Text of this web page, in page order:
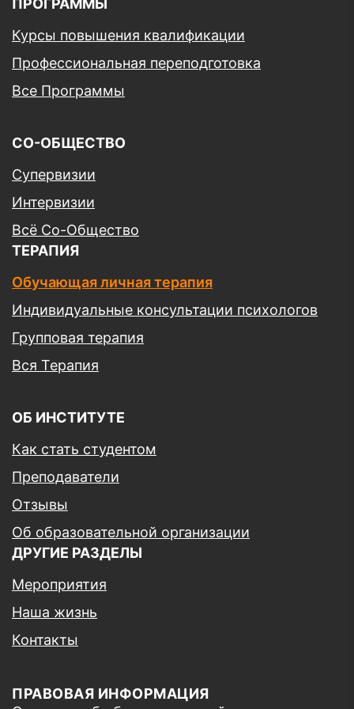
ПРОГРАММЫ
Курсы повышения квалификации
Профессиональная переподготовка
Все Программы
СО-ОБЩЕСТВО
Супервизии
Интервизии
Всё Со-Общество
ТЕРАПИЯ
Обучающая личная терапия
Индивидуальные консультации психологов
Групповая терапия
Вся Терапия
ОБ ИНСТИТУТЕ
Как стать студентом
Преподаватели
Отзывы
Об образовательной организации
ДРУГИЕ РАЗДЕЛЫ
Мероприятия
Наша жизнь
Контакты
ПРАВОВАЯ ИНФОРМАЦИЯ